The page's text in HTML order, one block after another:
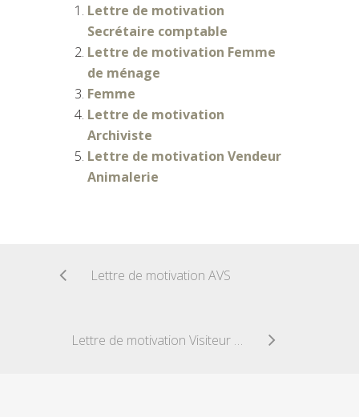
Lettre de motivation
Secrétaire comptable
Lettre de motivation Femme
de ménage
Femme
Lettre de motivation
Archiviste
Lettre de motivation Vendeur
Animalerie
Lettre de motivation AVS
Lettre de motivation Visiteur médical